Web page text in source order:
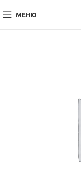
МЕНЮ